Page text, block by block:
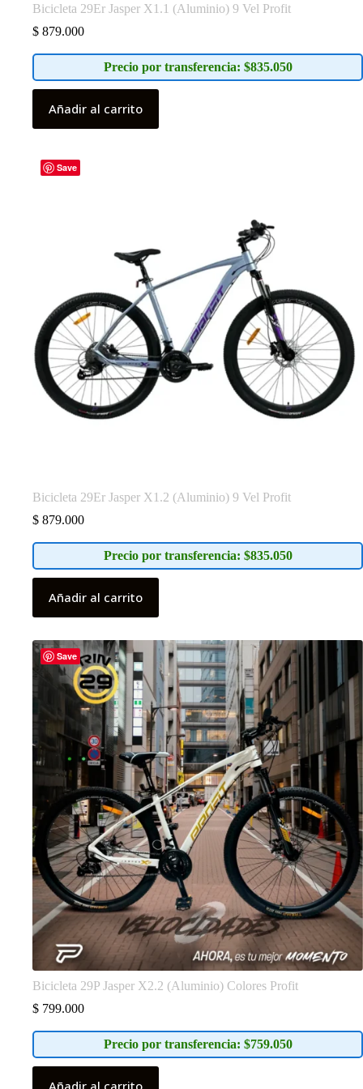
Bicicleta 29Er Jasper X1.1 (Aluminio) 9 Vel Profit
$ 879.000
Precio por transferencia: $835.050
Añadir al carrito
Save
Bicicleta 29Er Jasper X1.2 (Aluminio) 9 Vel Profit
$ 879.000
Precio por transferencia: $835.050
Añadir al carrito
Save
Bicicleta 29P Jasper X2.2 (Aluminio) Colores Profit
$ 799.000
Precio por transferencia: $759.050